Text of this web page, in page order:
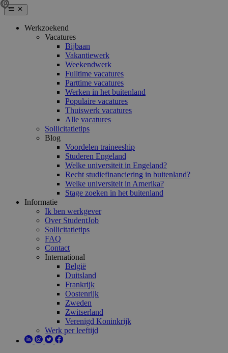
Werkzoekend
Vacatures
Bijbaan
Vakantiewerk
Weekendwerk
Fulltime vacatures
Parttime vacatures
Werken in het buitenland
Populaire vacatures
Thuiswerk vacatures
Alle vacatures
Sollicitatietips
Blog
Voordelen traineeship
Studeren Engeland
Welke universiteit in Engeland?
Recht studiefinanciering in buitenland?
Welke universiteit in Amerika?
Stage zoeken in het buitenland
Informatie
Ik ben werkgever
Over StudentJob
Sollicitatietips
FAQ
Contact
International
België
Duitsland
Frankrijk
Oostenrijk
Zweden
Zwitserland
Verenigd Koninkrijk
Werk per leeftijd